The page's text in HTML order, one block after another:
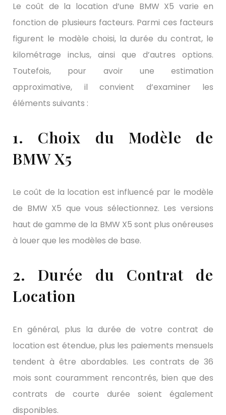
Le coût de la location d’une BMW X5 varie en
fonction de plusieurs facteurs. Parmi ces facteurs
figurent le modèle choisi, la durée du contrat, le
kilométrage inclus, ainsi que d’autres options.
Toutefois, pour avoir une estimation
approximative, il convient d’examiner les
éléments suivants :
1. Choix du Modèle de
BMW X5
Le coût de la location est influencé par le modèle
de BMW X5 que vous sélectionnez. Les versions
haut de gamme de la BMW X5 sont plus onéreuses
à louer que les modèles de base.
2. Durée du Contrat de
Location
En général, plus la durée de votre contrat de
location est étendue, plus les paiements mensuels
tendent à être abordables. Les contrats de 36
mois sont couramment rencontrés, bien que des
contrats de courte durée soient également
disponibles.